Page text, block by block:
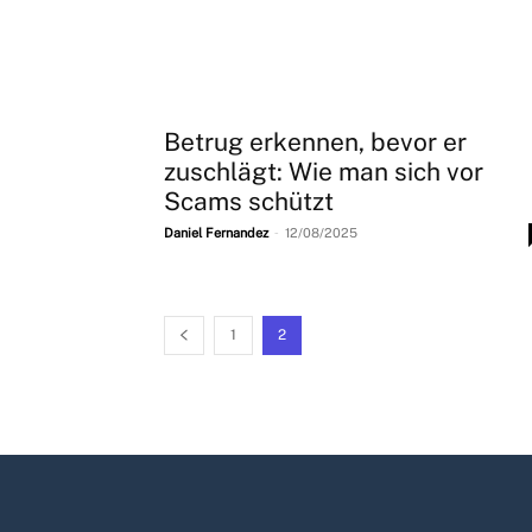
Betrug erkennen, bevor er
zuschlägt: Wie man sich vor
Scams schützt
Daniel Fernandez - 12/08/2025
1 2